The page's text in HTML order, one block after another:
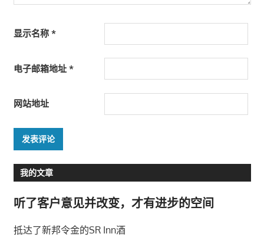
显示名称 *
电子邮箱地址 *
网站地址
我的文章
听了客户意见并改变，才有进步的空间
抵达了新邦令金的SR Inn酒